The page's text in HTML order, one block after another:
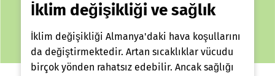
İklim değişikliği ve sağlık
İklim değişikliği Almanya'daki hava koşullarını
da değiştirmektedir. Artan sıcaklıklar vücudu
birçok yönden rahatsız edebilir. Ancak sağlığı